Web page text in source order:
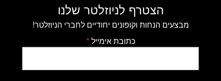
הצטרף לניוזלטר שלנו
מבצעים הנחות וקופונים יחודיים לחברי הניוזלטר!
כתובת אימייל*